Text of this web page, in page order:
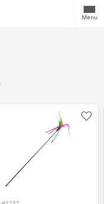
Menu